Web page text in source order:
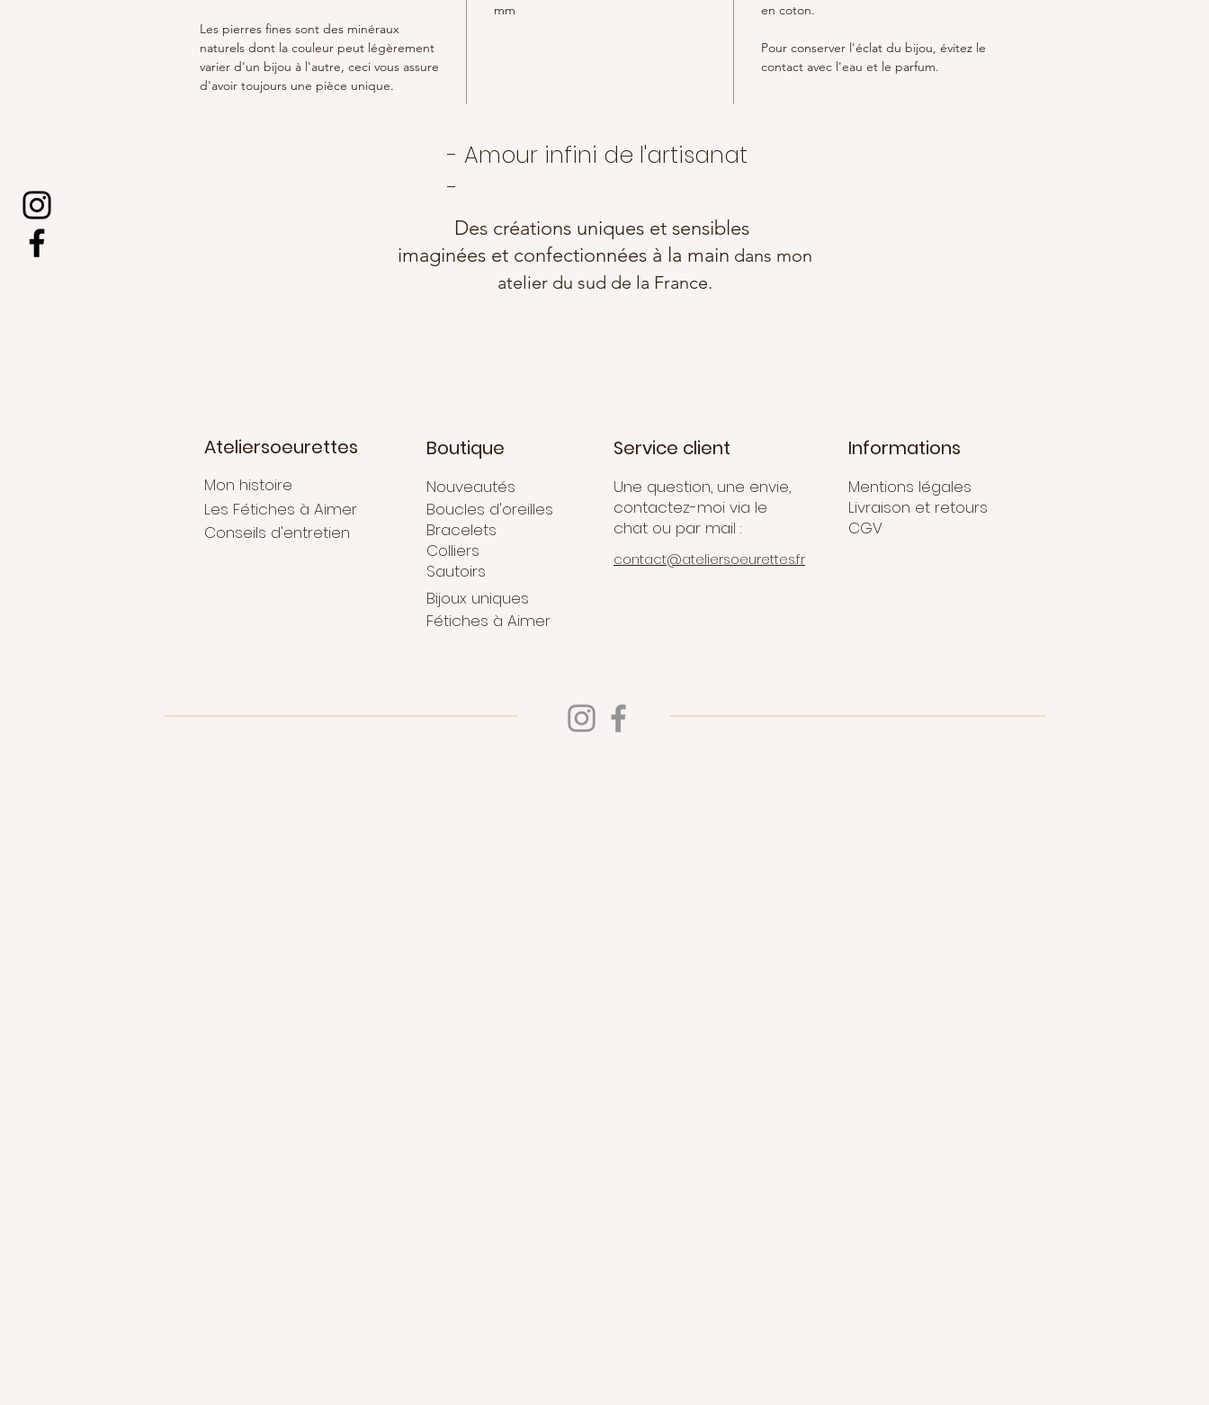
Les pierres fines sont des minéraux
naturels dont la couleur peut légèrement
varier d'un bijou à l'autre, ceci vous assure
d'avoir toujours une pièce unique.
mm
en coton.
Pour conserver l'éclat du bijou, évitez le
contact avec l'eau et le parfum.
- Amour infini de l'artisanat
-
Des créations uniques et sensibles
imaginées et confectionnées à la main dans mon
atelier du sud de la France.
Ateliersoeurettes
Mon histoire
Les Fétiches à Aimer
Conseils d'entretien
Boutique
Nouveautés
Boucles d'oreilles
Bracelets
Colliers
Sautoirs
Service client
Une question, une envie,
contactez-moi via le
chat ou par mail :
contact@ateliersoeurettes.fr
Informations
Mentions légales
Livraison et retours
CGV
Bijoux uniques
Fétiches à Aimer